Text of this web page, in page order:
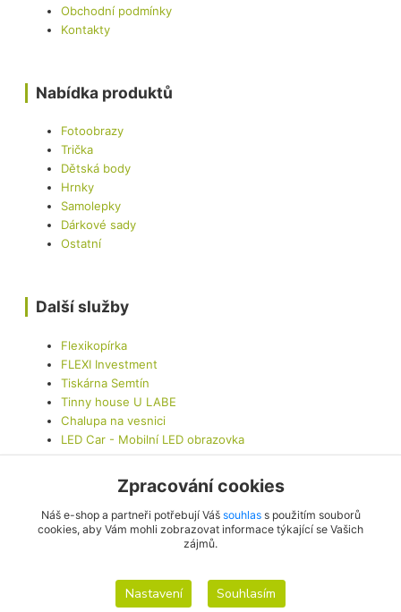
Obchodní podmínky
Kontakty
Nabídka produktů
Fotoobrazy
Trička
Dětská body
Hrnky
Samolepky
Dárkové sady
Ostatní
Další služby
Flexikopírka
FLEXI Investment
Tiskárna Semtín
Tinny house U LABE
Chalupa na vesnici
LED Car - Mobilní LED obrazovka
Zpracování cookies
Náš e-shop a partneři potřebují Váš souhlass použitím souborů
cookies, aby Vám mohli zobrazovat informace týkající se Vašich
zájmů.
Nastavení Souhlasím